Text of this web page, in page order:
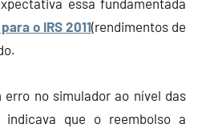
essa fundamentada
o IRS 2011(rendimentos de
no simulador ao nível das
que o reembolso a